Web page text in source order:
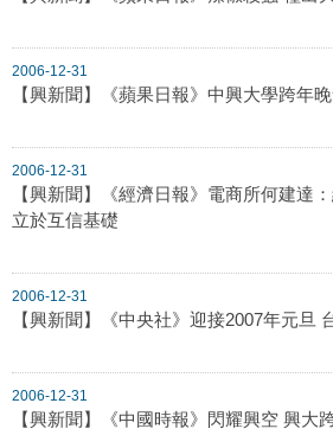
2006-12-31
【興新聞】《蘋果日報》中興大學跨年
2006-12-31
【興新聞】《經濟日報》電商所何建達
立於互信基礎
2006-12-31
【興新聞】《中央社》迎接2007年元旦
2006-12-31
【興新聞】《中國時報》閃耀興空 興大